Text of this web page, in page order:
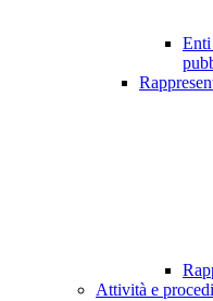
Attività e